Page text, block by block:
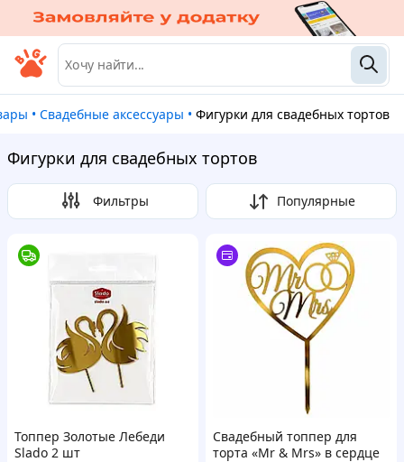
• Свадебные аксессуары • Фигурки для свадебных тортов
Фигурки для свадебных тортов
Фильтры Популярные
Топпер Золотые Лебеди
Slado 2 шт
Свадебный топпер для
торта «Mr & Mrs» в сердце